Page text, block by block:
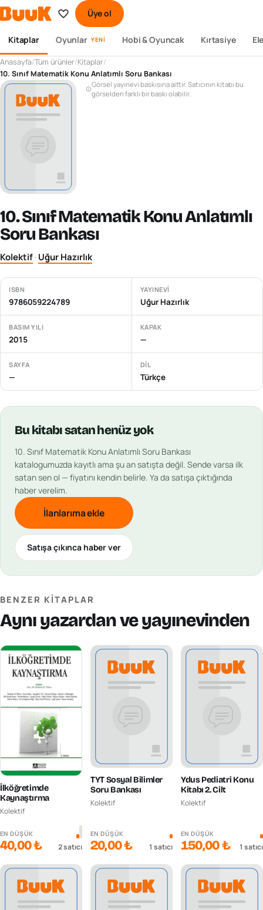
Üye ol
Kitaplar Oyunlar YENI Hobi & Oyuncak Kırtasiye
Anasayfa/Tüm ürünler/Kitaplar/
10. Sınıf Matematik Konu Anlatımlı Soru Bankası
Görsel yayınevi baskısına aittir. Satıcının kitabı bu
görselden farklı bir baskı olabilir.
10. Sınıf Matematik Konu Anlatımlı
Soru Bankası
Kolektif·Uğur Hazırlık
ISBN
9786059224789
YAYINEVI
Uğur Hazırlık
BASIM YILI
2015
KAPAK
—
SAYFA
—
DIL
Türkçe
Bu kitabısatan henüz yok
10. Sınıf Matematik Konu Anlatımlı Soru Bankası
katalogumuzda kayıtlı ama şu an satışta değil. Sende varsa ilk
satan sen ol — fiyatını kendin belirle. Ya da satışa çıktığında
haber verelim.
İlanlarıma ekle
Satışa çıkınca haber ver
BENZER KITAPLAR
Aynı yazardan ve yayınevinden
İlköğretimde
Kaynaştırma
Kolektif
EN DÜŞÜK
40,00 ₺ 2satıcı
TYT Sosyal Bilimler
Soru Bankası
Kolektif
EN DÜŞÜK
20,00 ₺ 1 satıcı
Ydus Pediatri Konu
Kitabı 2. Cilt
Kolektif
EN DÜŞÜK
150,00 ₺ 1 satıcı